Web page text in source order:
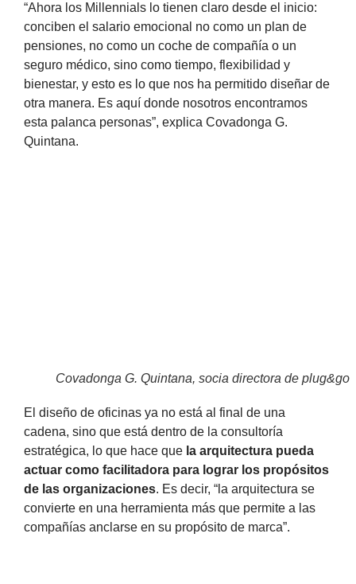
“Ahora los Millennials lo tienen claro desde el inicio:
conciben el salario emocional no como un plan de
pensiones, no como un coche de compañía o un
seguro médico, sino como tiempo, flexibilidad y
bienestar, y esto es lo que nos ha permitido diseñar de
otra manera. Es aquí donde nosotros encontramos
esta palanca personas”, explica Covadonga G.
Quintana.
Covadonga G. Quintana, socia directora de plug&go
El diseño de oficinas ya no está al final de una
cadena, sino que está dentro de la consultoría
estratégica, lo que hace que la arquitectura pueda
actuar como facilitadora para lograr los propósitos
de las organizaciones. Es decir, “la arquitectura se
convierte en una herramienta más que permite a las
compañías anclarse en su propósito de marca”.